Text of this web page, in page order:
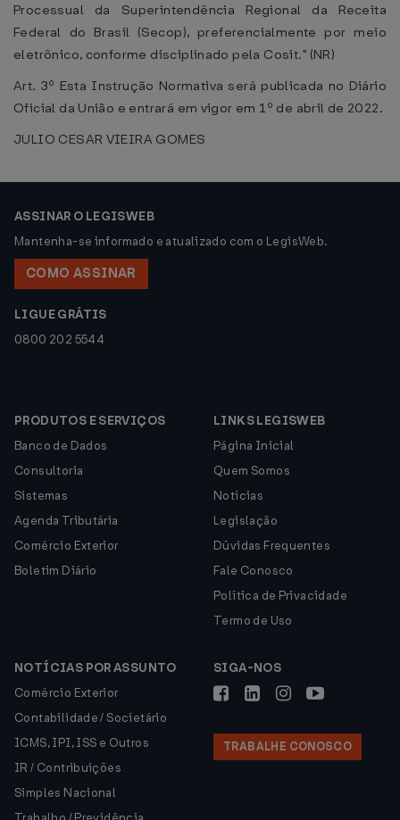
Processual da Superintendência Regional da Receita
Federal do Brasil (Secop), preferencialmente por meio
eletrônico, conforme disciplinado pela Cosit." (NR)
Art. 3º Esta Instrução Normativa será publicada no Diário
Oficial da União e entrará em vigor em 1º de abril de 2022.
JULIO CESAR VIEIRA GOMES
ASSINAR O LEGISWEB
Mantenha-se informado e atualizado com o LegisWeb.
COMO ASSINAR
LIGUE GRÁTIS
0800 202 5544
PRODUTOS E SERVIÇOS
Banco de Dados
Consultoria
Sistemas
Agenda Tributária
Comércio Exterior
Boletim Diário
LINKS LEGISWEB
Página Inicial
Quem Somos
Notícias
Legislação
Dúvidas Frequentes
Fale Conosco
Política de Privacidade
Termo de Uso
NOTÍCIAS POR ASSUNTO
Comércio Exterior
Contabilidade / Societário
ICMS, IPI, ISS e Outros
IR / Contribuições
Simples Nacional
SIGA-NOS
TRABALHE CONOSCO